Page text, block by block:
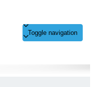
Toggle navigation